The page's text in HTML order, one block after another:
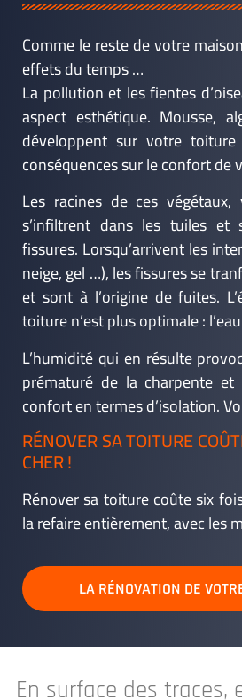
Comme le reste de votre
effets du temps …
La pollution et les fientes
aspect esthétique. Mousse,
développent sur votre
conséquences sur le confort de
Les racines de ces végétaux,
s’infiltrent dans les tuiles et
fissures. Lorsqu’arrivent les
neige, gel …), les fissures se
et sont à l’origine de fuites.
toiture n’est plus optimale :
L’humidité qui en résulte
prématuré de la charpente
confort en termes d’isolation.
RÉNOVER SA TOITURE
CHER !
Rénover sa toiture coûte six
la refaire entièrement, avec les
LA RÉNOVATION DE
En surface des traces,